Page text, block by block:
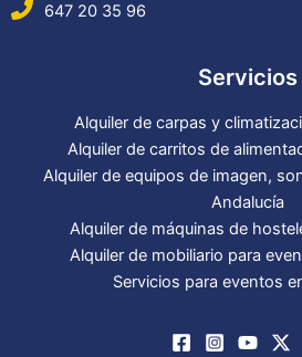
647 20 35 96
Servicios
Alquiler de carpas y
Alquiler de carritos de
Alquiler de equipos de imagen,
Andalucía
Alquiler de máquinas de
Alquiler de mobiliario para
Servicios para eventos